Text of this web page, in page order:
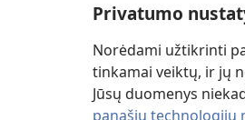
Privatumo
Norėdami užtikrinti
tinkamai veiktų, ir jų
Jūsų duomenys
panašių technologijų